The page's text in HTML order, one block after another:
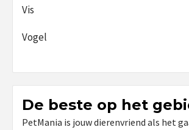
Vis
Vogel
De beste op het
PetMania is jouw dierenvriend als het